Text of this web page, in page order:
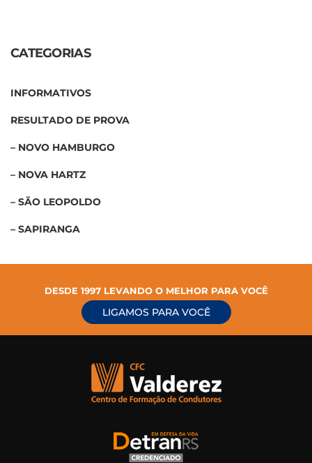
CATEGORIAS
INFORMATIVOS
RESULTADO DE PROVA
– NOVO HAMBURGO
– NOVA HARTZ
– SÃO LEOPOLDO
– SAPIRANGA
DESDE 1997 LEVANDO O MELHOR PARA VOCÊ
LIGAMOS PARA VOCÊ